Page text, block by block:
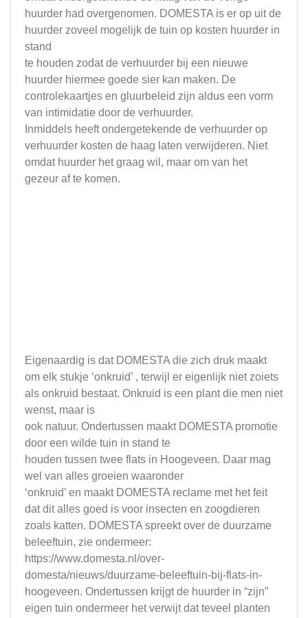
huurder had overgenomen. DOMESTA is er op uit de
huurder zoveel mogelijk de tuin op kosten huurder in
stand
te houden zodat de verhuurder bij een nieuwe
huurder hiermee goede sier kan maken. De
controlekaartjes en gluurbeleid zijn aldus een vorm
van intimidatie door de verhuurder.
Inmiddels heeft ondergetekende de verhuurder op
verhuurder kosten de haag laten verwijderen. Niet
omdat huurder het graag wil, maar om van het
gezeur af te komen.
Eigenaardig is dat DOMESTA die zich druk maakt
om elk stukje ‘onkruid’ , terwijl er eigenlijk niet zoiets
als onkruid bestaat. Onkruid is een plant die men niet
wenst, maar is
ook natuur. Ondertussen maakt DOMESTA promotie
door een wilde tuin in stand te
houden tussen twee flats in Hoogeveen. Daar mag
wel van alles groeien waaronder
‘onkruid’ en maakt DOMESTA reclame met het feit
dat dit alles goed is voor insecten en zoogdieren
zoals katten. DOMESTA spreekt over de duurzame
beleeftuin, zie ondermeer:
https://www.domesta.nl/over-
domesta/nieuws/duurzame-beleeftuin-bij-flats-in-
hoogeveen. Ondertussen krijgt de huurder in “zijn”
eigen tuin ondermeer het verwijt dat teveel planten